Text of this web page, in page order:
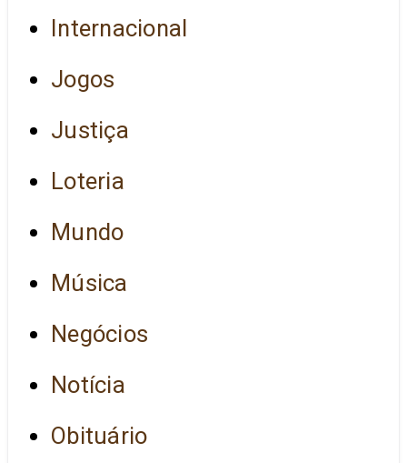
Internacional
Jogos
Justiça
Loteria
Mundo
Música
Negócios
Notícia
Obituário